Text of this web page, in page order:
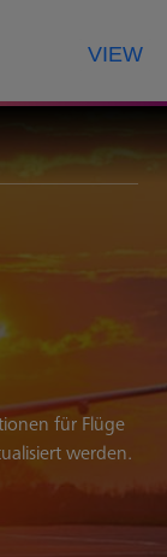
VIEW
für Flüge
werden.